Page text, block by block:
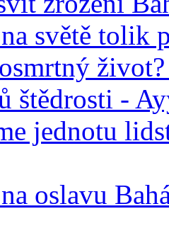
světě tolik
štědrosti -
jednotu
oslavu